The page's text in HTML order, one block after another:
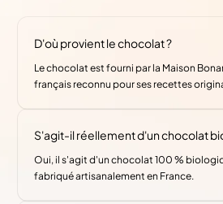
D'où provient le chocolat ?
Le chocolat est fourni par la Maison
français reconnu pour ses recettes
S'agit-il réellement d'un chocolat
Oui, il s'agit d'un chocolat 100 %
fabriqué artisanalement en France.